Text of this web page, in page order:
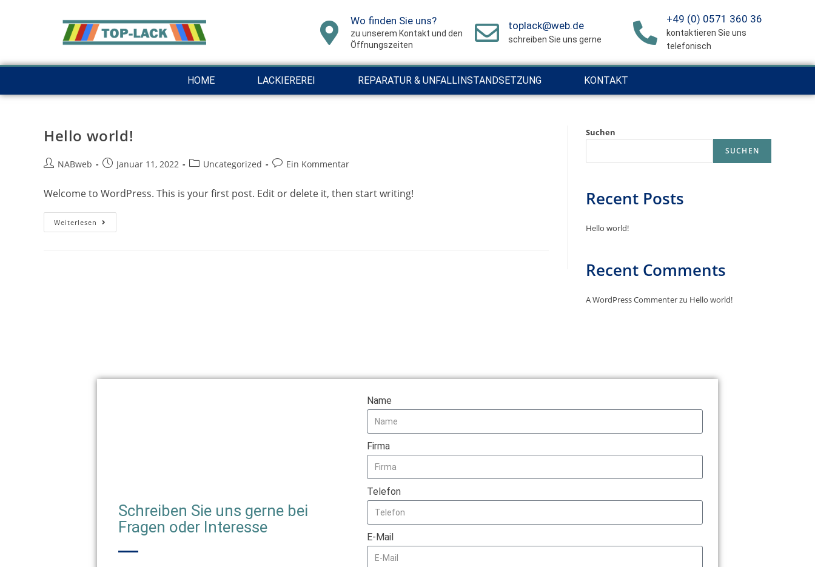
Wo finden Sie uns?
zu unserem Kontakt und den
Öffnungszeiten
toplack@web.de
schreiben Sie uns gerne
+49 (0) 0571 360 36
kontaktieren Sie uns
telefonisch
HOME LACKIEREREI REPARATUR & UNFALLINSTANDSETZUNG KONTAKT
Hello world!
NABweb Januar 11, 2022 Uncategorized Ein Kommentar
Welcome to WordPress. This is your first post. Edit or delete it, then start writing!
Weiterlesen
Suchen
SUCHEN
Recent Posts
Hello world!
Recent Comments
A WordPress Commenterzu Hello world!
Schreiben Sie uns gerne bei
Fragen oder Interesse
Name
Firma
Telefon
E-Mail